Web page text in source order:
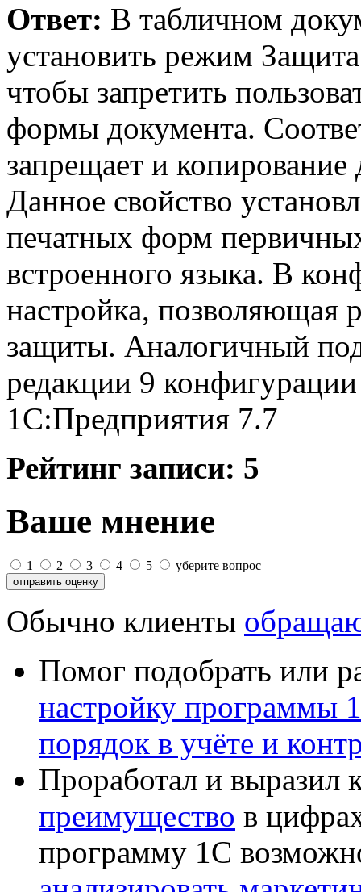
Ответ: В табличном
установить режим
чтобы запретить
формы документа.
запрещает и
Данное свойство
печатных форм
встроенного языка. В
настройка, позволяющая
защиты. Аналогичный
редакции 9
1С:Предприятия 7.7
Рейтинг записи: 5
Ваше мнение
1 2 3 4 5 уберите вопрос
Обычно клиенты
Помог подобрать или
настройку программы
порядок в учёте и
Проработал и выразил
преимущество в
программу 1С